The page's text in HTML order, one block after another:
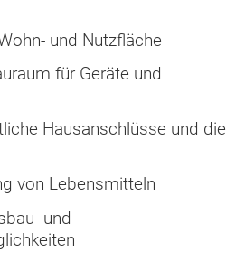
und Nutzfläche
für Geräte und
Hausanschlüsse und die
von Lebensmitteln
und